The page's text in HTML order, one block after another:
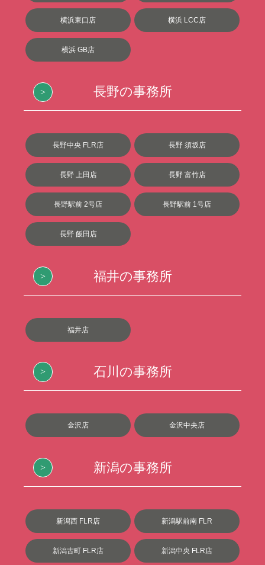
横浜東口店 横浜 LCC店
横浜 GB店
長野の事務所
長野中央 FLR店 長野 須坂店
長野 上田店 長野 富竹店
長野駅前 2号店 長野駅前 1号店
長野 飯田店
福井の事務所
福井店
石川の事務所
金沢店 金沢中央店
新潟の事務所
新潟西 FLR店 新潟駅前南 FLR
新潟古町 FLR店 新潟中央 FLR店